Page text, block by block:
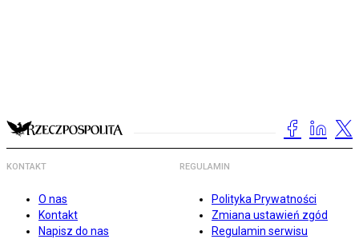
KONTAKT
O nas
Kontakt
Napisz do nas
REGULAMIN
Polityka Prywatności
Zmiana ustawień zgód
Regulamin serwisu